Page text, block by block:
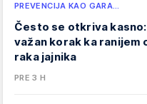
PREVENCIJA KAO GARA…
Često se otkriva
važan korak ka
raka jajnika
PRE 3 H